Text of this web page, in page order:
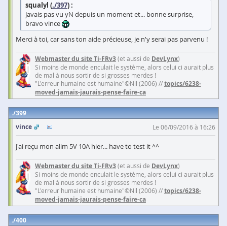
squalyl (./397) :
Javais pas vu yN depuis un moment et... bonne surprise,
bravo vince
Merci à toi, car sans ton aide précieuse, je n'y serai pas parvenu !
Webmaster du site Ti-FRv3(et aussi de DevLynx)
Si moins de monde enculait le système, alors celui ci aurait plus
de mal à nous sortir de si grosses merdes !
"L'erreur humaine est humaine"©Nil (2006) //topics/6238-
moved-jamais-jaurais-pense-faire-ca
399
vince
Le 06/09/2016 à 16:26
J'ai reçu mon alim 5V 10A hier... have to test it ^^
Webmaster du site Ti-FRv3(et aussi de DevLynx)
Si moins de monde enculait le système, alors celui ci aurait plus
de mal à nous sortir de si grosses merdes !
"L'erreur humaine est humaine"©Nil (2006) //topics/6238-
moved-jamais-jaurais-pense-faire-ca
400